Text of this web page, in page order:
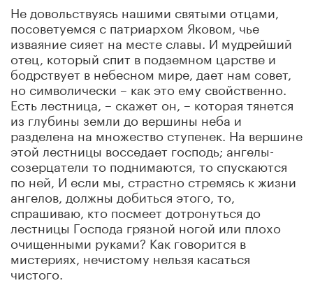
Не довольствуясь нашими святыми отцами,
посоветуемся с патриархом Яковом, чье
изваяние сияет на месте славы. И мудрейший
отец, который спит в подземном царстве и
бодрствует в небесном мире, дает нам совет,
но символически – как это ему свойственно.
Есть лестница, – скажет он, – которая тянется
из глубины земли до вершины неба и
разделена на множество ступенек. На вершине
этой лестницы восседает господь; ангелы-
созерцатели то поднимаются, то спускаются
по ней, И если мы, страстно стремясь к жизни
ангелов, должны добиться этого, то,
спрашиваю, кто посмеет дотронуться до
лестницы Господа грязной ногой или плохо
очищенными руками? Как говорится в
мистериях, нечистому нельзя касаться
чистого.